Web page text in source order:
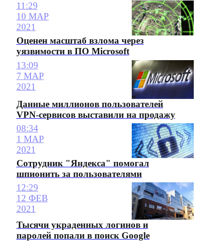
11:29
10 МАР
2021
Оценен масштаб взлома через
уязвимости в ПО Microsoft
13:09
7 МАР
2021
Данные миллионов пользователей
VPN-сервисов выставили на продажу
08:34
1 МАР
2021
Сотрудник "Яндекса" помогал
шпионить за пользователями
12:29
12 ФЕВ
2021
Тысячи украденных логинов и
паролей попали в поиск Google